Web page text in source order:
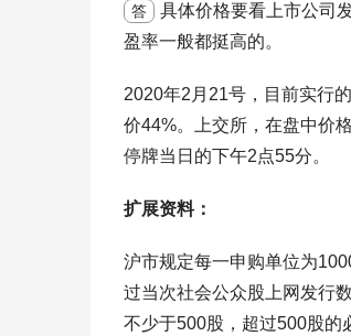
答
具体价格要看上市公司
盈率一般都挺高的。
2020年2月21号，目前实行
价44%。上交所，在盘中价
停牌当日的下午2点55分。
扩展资料：
沪市规定每一申购单位为
过当次社会公众股上网发行
不少于500股，超过500股的